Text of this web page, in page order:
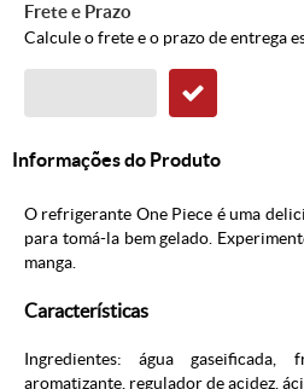
Frete e Prazo
Calcule o frete e o prazo de entrega
Informações do Produto
O refrigerante One Piece é uma
para tomá-la bem gelado.
manga.
Características
Ingredientes: água gaseificada,
aromatizante, regulador de acidez,